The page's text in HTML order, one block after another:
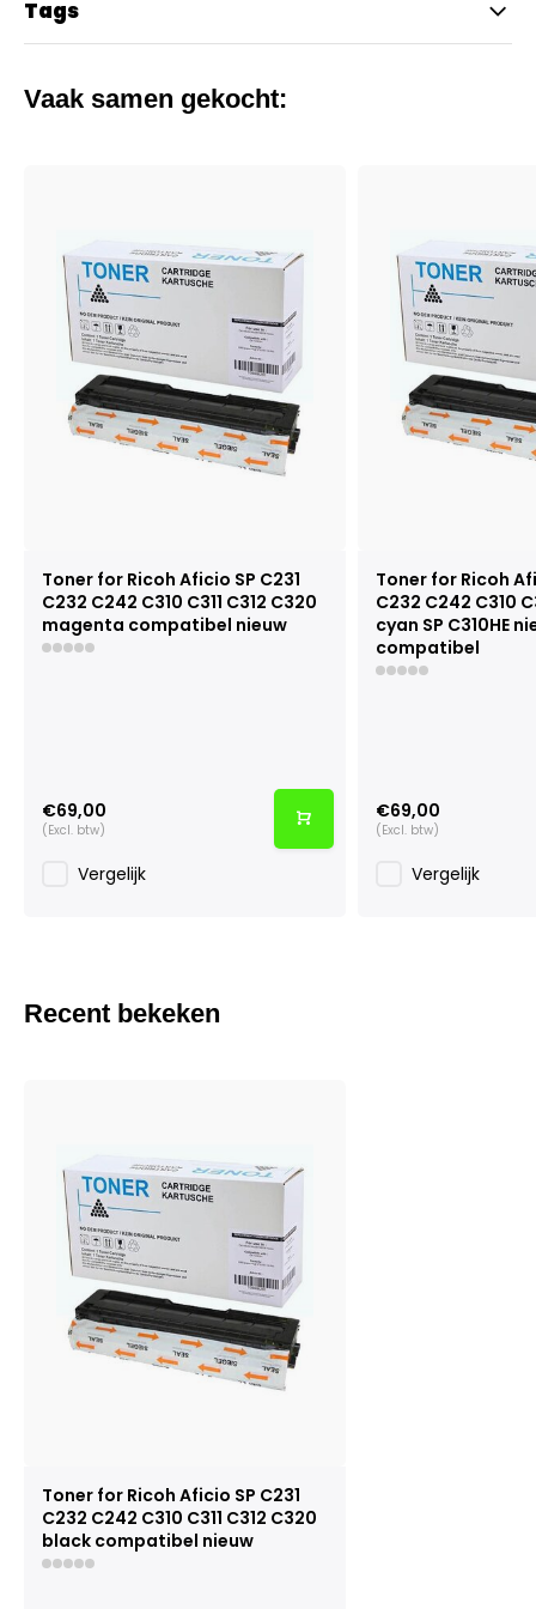
Tags
Vaak samen gekocht:
Toner for Ricoh Aficio SP C231
C232 C242 C310 C311 C312 C320
magenta compatibel nieuw
€69,00
(Excl. btw)
Vergelijk
Toner for Ricoh
C232 C242 C310
cyan SP C310HE
compatibel
€69,00
(Excl. btw)
Vergelijk
Recent bekeken
Toner for Ricoh Aficio SP C231
C232 C242 C310 C311 C312 C320
black compatibel nieuw